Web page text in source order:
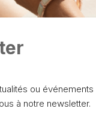
ou événements
à notre newsletter.